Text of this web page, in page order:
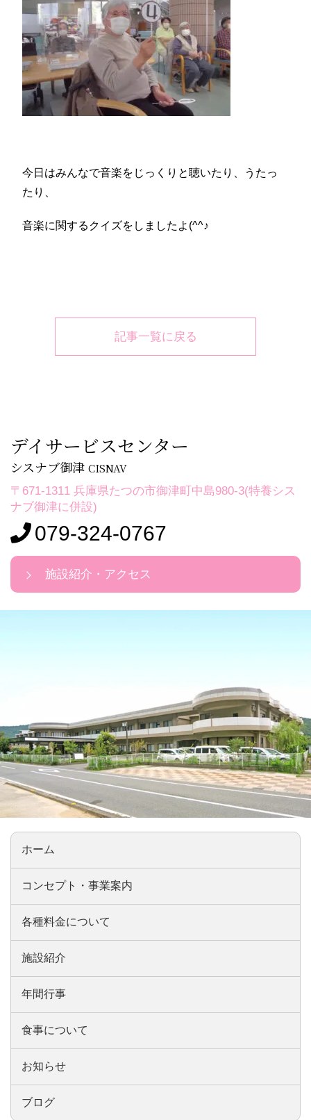
今日はみんなで音楽をじっくりと聴いたり、うたっ
たり、
音楽に関するクイズをしましたよ(^^♪
記事一覧に戻る
デイサービスセンター
シスナブ御津 CISNAV
〒671-1311 兵庫県たつの市御津町中島980-3(特養シス
ナブ御津に併設)
079-324-0767
施設紹介・アクセス
ホーム
コンセプト・事業案内
各種料金について
施設紹介
年間行事
食事について
お知らせ
ブログ